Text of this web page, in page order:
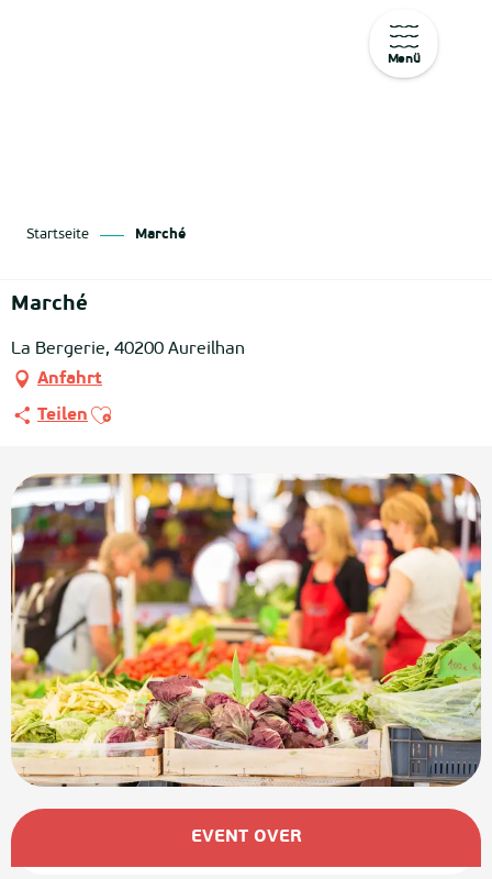
Menü
Startseite Marché
Marché
La Bergerie, 40200 Aureilhan
Anfahrt
Teilen Ajouter aux favoris
Öffnungszeiten & Kontaktdaten
EVENT OVER